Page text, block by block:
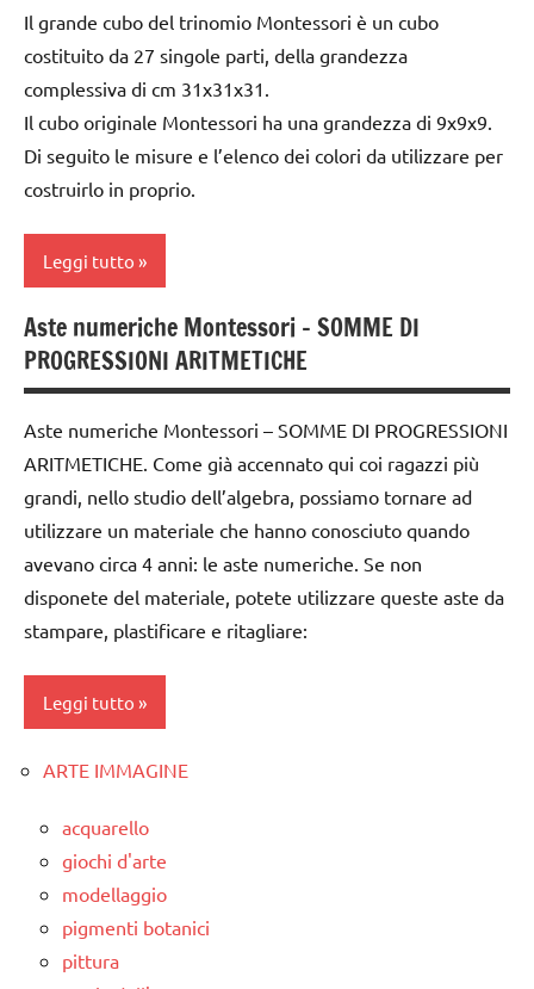
dai
6
anni
EDUCAZIONE
COSMICA
DIDATTICA
MONTESSORI
MONTESSORI
psicoaritmetica
psicogeometria
Montessori
SVILUPPO
SENSORIALE
TUTTI GLI
ARGOMENTI
TUTTI GLI
Il grande cubo del trinomio Montessori è un cubo
costituito da 27 singole parti, della grandezza
complessiva di cm 31x31x31.
Il cubo originale Montessori ha una grandezza di 9x9x9.
Di seguito le misure e l’elenco dei colori da utilizzare per
costruirlo in proprio.
Leggi tutto
algebra
Montessori
materiali
Montessori
da 0
a 3
anni
dai
3 ai
anni
6
GUIDA
DIDATTICA
MONTESSORI
Aste numeriche Montessori – SOMME DI
PROGRESSIONI ARITMETICHE
Aste numeriche Montessori – SOMME DI PROGRESSIONI
ARITMETICHE. Come già accennato qui coi ragazzi più
grandi, nello studio dell’algebra, possiamo tornare ad
utilizzare un materiale che hanno conosciuto quando
avevano circa 4 anni: le aste numeriche. Se non
disponete del materiale, potete utilizzare queste aste da
stampare, plastificare e ritagliare:
Leggi tutto
algebra
medie
DOWNLOAD
GUIDA
ARTE IMMAGINE
acquarello
giochi d'arte
modellaggio
pigmenti botanici
pittura